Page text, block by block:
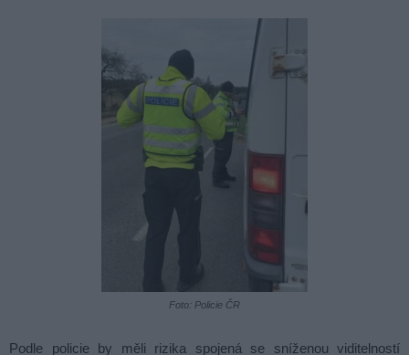
Foto: Policie ČR
Podle policie by měli rizika spojená se sníženou viditelností